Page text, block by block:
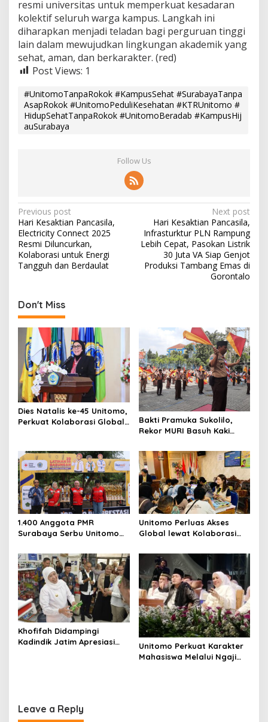
resmi universitas untuk memperkuat kesadaran
kolektif seluruh warga kampus. Langkah ini
diharapkan menjadi teladan bagi perguruan tinggi
lain dalam mewujudkan lingkungan akademik yang
sehat, aman, dan berkarakter. (red)
Post Views: 1
#UnitomoTanpaRokok #KampusSehat #SurabayaTanpa
AsapRokok #UnitomoPeduliKesehatan #KTRUnitomo #
HidupSehatTanpaRokok #UnitomoBeradab #KampusHij
auSurabaya
Follow Us
P
o
s
t
a
v
i
g
a
t
i
o
Previous post
Hari Kesaktian Pancasila,
Electricity Connect 2025
Resmi Diluncurkan,
Kolaborasi untuk Energi
Tangguh dan Berdaulat
Next post
Hari Kesaktian Pancasila,
Infrasturktur PLN Rampung
Lebih Cepat, Pasokan Listrik
30 Juta VA Siap Genjot
Produksi Tambang Emas di
Gorontalo
Don't Miss
Dies Natalis ke-45 Unitomo,
Perkuat Kolaborasi Global
Bakti Pramuka Sukolilo,
Rekor MURI Basuh Kaki
1.400 Anggota PMR
Surabaya Serbu Unitomo
Unitomo Perluas Akses
Global lewat Kolaborasi
Jepang
Khofifah Didampingi
Kadindik Jatim Apresiasi
Unitomo Perkuat Karakter
Mahasiswa Melalui Ngaji
Leave a Reply